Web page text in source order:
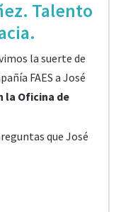
Talento
la suerte de
FAES a José
la Oficina de
que José